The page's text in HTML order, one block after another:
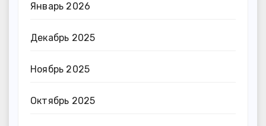
Январь 2026
Декабрь 2025
Ноябрь 2025
Октябрь 2025